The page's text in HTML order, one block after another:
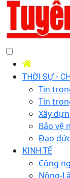
THỜI SỰ -
Tin
Tin
Xây
Bảo vệ
Đạo
KINH TẾ
Công
Nông-